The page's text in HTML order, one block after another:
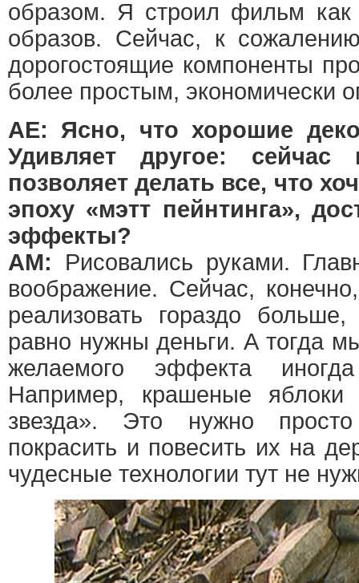
образом. Я строил фильм как
образов. Сейчас, к
дорогостоящие компоненты
более простым, экономически
АЕ: Ясно, что хорошие
Удивляет другое: сейчас
позволяет делать все, что
эпоху «мэтт пейнтинга»,
эффекты?
АМ: Рисовались руками.
воображение. Сейчас,
реализовать гораздо
равно нужны деньги. А тогда
желаемого эффекта
Например, крашеные
звезда». Это нужно
покрасить и повесить их на
чудесные технологии тут не